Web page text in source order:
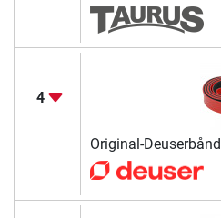
4
Original-Deuserbånd